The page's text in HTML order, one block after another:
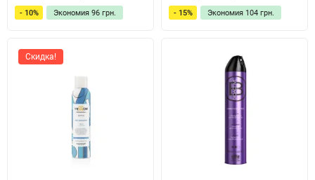
- 10% Экономия 96 грн. - 15% Экономия 104 грн.
Скидка!